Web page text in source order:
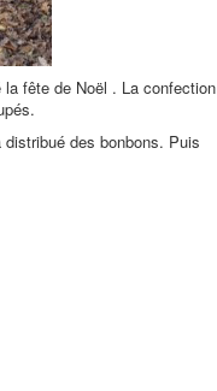
la fête de Noël . La confection
des bonbons. Puis